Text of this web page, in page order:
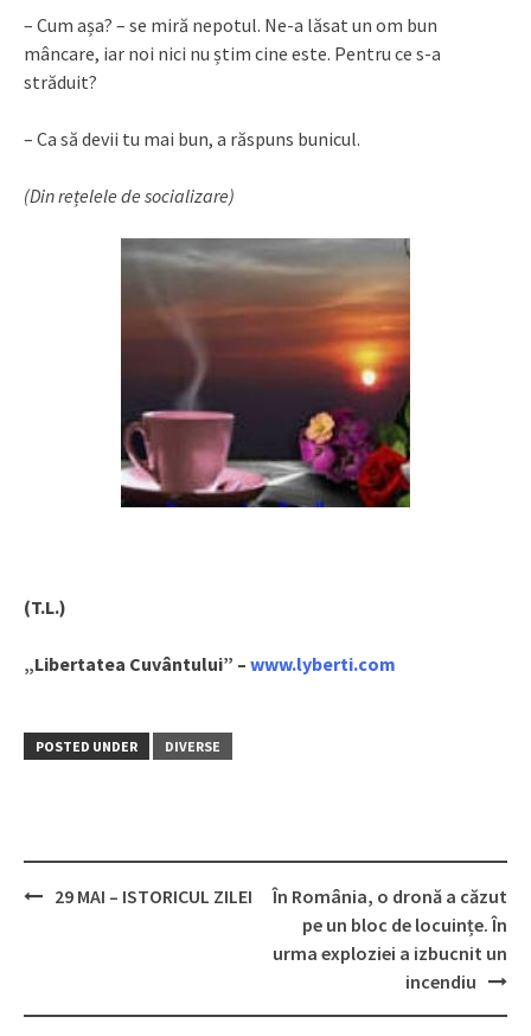
– Cum așa? – se miră nepotul. Ne-a lăsat un om bun
mâncare, iar noi nici nu știm cine este. Pentru ce s-a
străduit?
– Ca să devii tu mai bun, a răspuns bunicul.
(Din rețelele de socializare)
(T.L.)
„Libertatea Cuvântului” – www.lyberti.com
POSTED UNDER DIVERSE
29 MAI – ISTORICUL ZILEI
În România, o dronă a căzut
pe un bloc de locuințe. În
urma exploziei a izbucnit un
incendiu